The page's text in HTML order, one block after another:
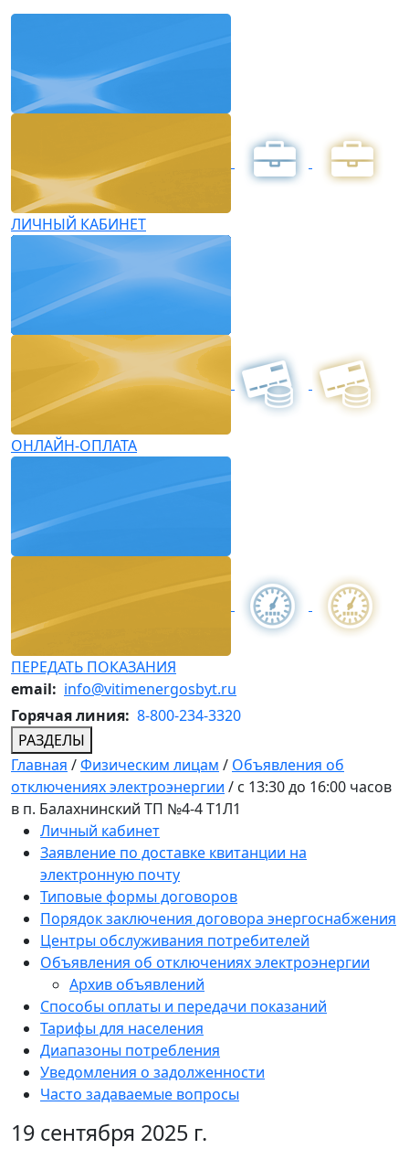
ЛИЧНЫЙ КАБИНЕТ
ОНЛАЙН-ОПЛАТА
ПЕРЕДАТЬ ПОКАЗАНИЯ
email: info@vitimenergosbyt.ru
Горячая линия: 8-800-234-3320
РАЗДЕЛЫ
Главная /Физическим лицам / Объявления об
отключениях электроэнергии / с 13:30 до 16:00 часов
в п. Балахнинский ТП №4-4 Т1Л1
Личный кабинет
Заявление по доставке квитанции на
электронную почту
Типовые формы договоров
Порядок заключения договора энергоснабжения
Центры обслуживания потребителей
Объявления об отключениях электроэнергии
Архив объявлений
Способы оплаты и передачи показаний
Тарифы для населения
Диапазоны потребления
Уведомления о задолженности
Часто задаваемые вопросы
19 сентября 2025 г.